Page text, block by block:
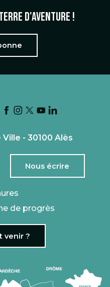
d'aventure !
- 30100 Alès
Nous écrire
de progrès
venir ?